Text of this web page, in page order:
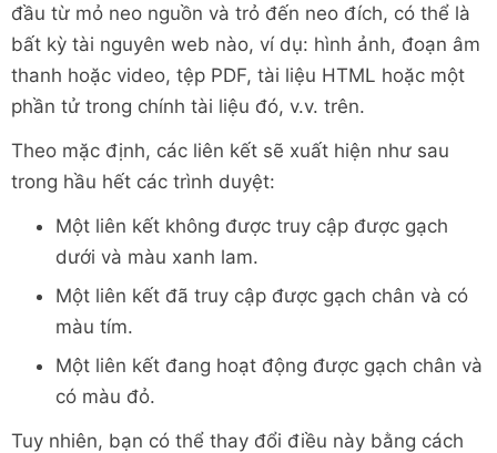
đầu từ mỏ neo nguồn và trỏ đến neo đích, có thể là
bất kỳ tài nguyên web nào, ví dụ: hình ảnh, đoạn âm
thanh hoặc video, tệp PDF, tài liệu HTML hoặc một
phần tử trong chính tài liệu đó, v.v. trên.
Theo mặc định, các liên kết sẽ xuất hiện như sau
trong hầu hết các trình duyệt:
Một liên kết không được truy cập được gạch
dưới và màu xanh lam.
Một liên kết đã truy cập được gạch chân và có
màu tím.
Một liên kết đang hoạt động được gạch chân và
có màu đỏ.
Tuy nhiên, bạn có thể thay đổi điều này bằng cách